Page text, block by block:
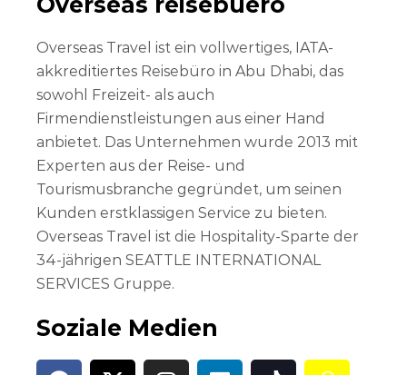
Overseas Travel ist ein vollwertiges, IATA-
akkreditiertes Reisebüro in Abu Dhabi, das
sowohl Freizeit- als auch
Firmendienstleistungen aus einer Hand
anbietet. Das Unternehmen wurde 2013 mit
Experten aus der Reise- und
Tourismusbranche gegründet, um seinen
Kunden erstklassigen Service zu bieten.
Overseas Travel ist die Hospitality-Sparte der
34-jährigen SEATTLE INTERNATIONAL
SERVICES Gruppe.
Soziale Medien